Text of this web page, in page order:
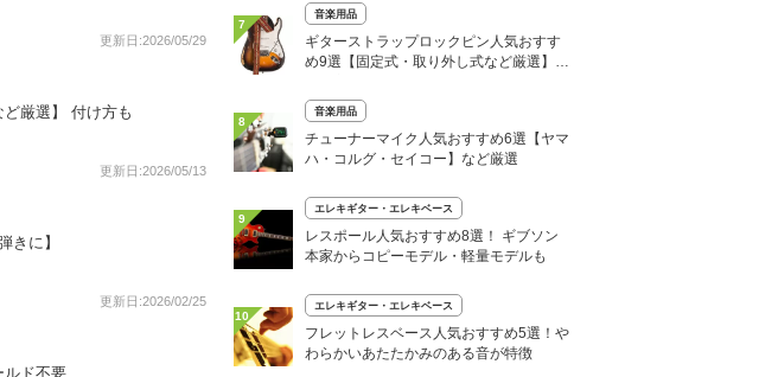
更新日:2026/05/29
厳選】 付け方も
更新日:2026/05/13
きに】
更新日:2026/02/25
ルド不要
7
音楽用品
ギターストラップロックピン人気おすす
め9選【固定式・取り外し式など厳選】
8
音楽用品
チューナーマイク人気おすすめ6選【ヤマ
ハ・コルグ・セイコー】など厳選
9
エレキギター・エレキベース
レスポール人気おすすめ8選！ ギブソン
本家からコピーモデル・軽量モデルも
10
エレキギター・エレキベース
フレットレスベース人気おすすめ5選！や
わらかいあたたかみのある音が特徴